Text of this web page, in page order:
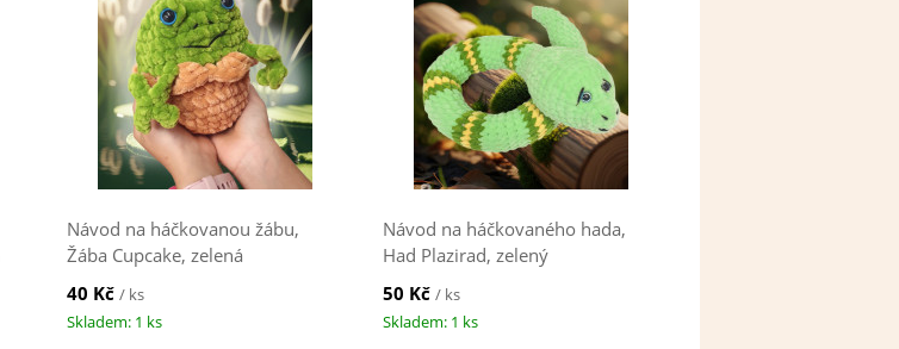
Návod na háčkovanou žábu,
Žába Cupcake, zelená
40 Kč/ ks
Skladem: 1 ks
Návod na háčkovaného hada,
Had Plazirad, zelený
50 Kč/ ks
Skladem: 1 ks